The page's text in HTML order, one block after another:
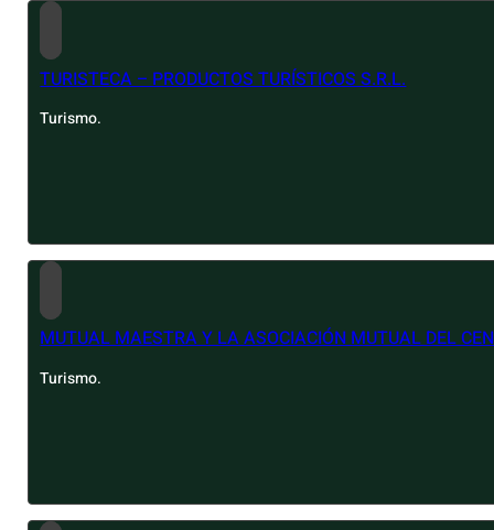
TURISTECA – PRODUCTOS TURÍSTICOS S.R.L.
Turismo.
MUTUAL MAESTRA Y LA ASOCIACIÓN MUTUAL DEL
Turismo.